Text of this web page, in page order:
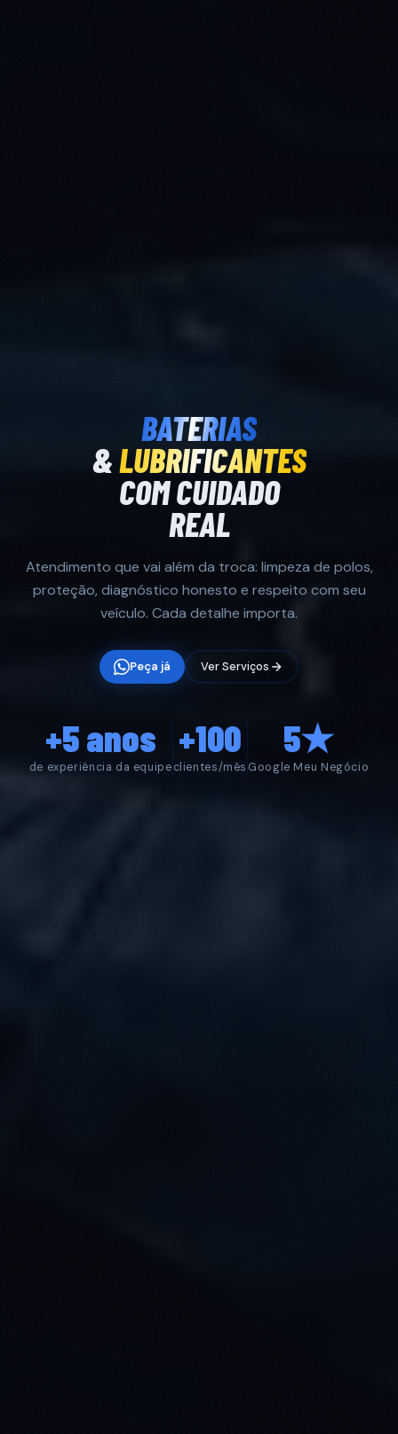
BATERIAS
&LUBRIFICANTES
COM CUIDADO
REAL
Atendimento que vai além da troca: limpeza de polos,
proteção, diagnóstico honesto e respeito com seu
veículo. Cada detalhe importa.
Peça já Ver Serviços
+5 anos
de experiência da equipe
+100
clientes/mês
5★
Google Meu Negócio